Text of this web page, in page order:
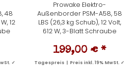
48
12
✓
Prowake Elektro-
Außenborder PSM-A58, 58
LBS (26,3 kg Schub), 12 Volt,
612 W, 3-Blatt Schraube
199,00 € *
Tagespreis | Preis inkl. 19% MwSt. ✓